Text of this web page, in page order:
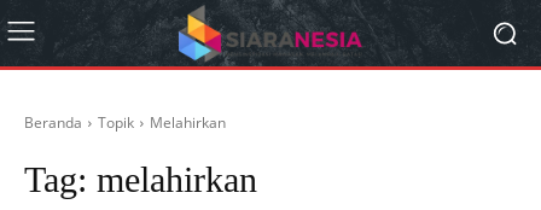
Beranda Topik Melahirkan
Tag: melahirkan